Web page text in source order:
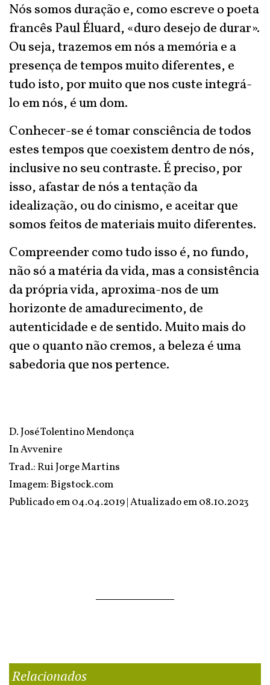
Nós somos duração e, como escreve o poeta
francês Paul Éluard, «duro desejo de durar».
Ou seja, trazemos em nós a memória e a
presença de tempos muito diferentes, e
tudo isto, por muito que nos custe integrá-
lo em nós, é um dom.
Conhecer-se é tomar consciência de todos
estes tempos que coexistem dentro de nós,
inclusive no seu contraste. É preciso, por
isso, afastar de nós a tentação da
idealização, ou do cinismo, e aceitar que
somos feitos de materiais muito diferentes.
Compreender como tudo isso é, no fundo,
não só a matéria da vida, mas a consistência
da própria vida, aproxima-nos de um
horizonte de amadurecimento, de
autenticidade e de sentido. Muito mais do
que o quanto não cremos, a beleza é uma
sabedoria que nos pertence.
D. José Tolentino Mendonça
In Avvenire
Trad.: Rui Jorge Martins
Imagem: Bigstock.com
Publicado em 04.04.2019 | Atualizado em08.10.2023
Relacionados